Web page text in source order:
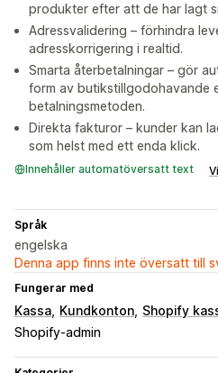
produkter efter att de har lagt
Adressvalidering – förhindra
adresskorrigering i realtid.
Smarta återbetalningar – gör
form av butikstillgodohavande
betalningsmetoden.
Direkta fakturor – kunder kan
som helst med ett enda klick.
Innehåller automatöversatt text
Språk
engelska
Denna app finns inte översatt till
Fungerar med
Kassa Kundkonton Shopify
Shopify-admin